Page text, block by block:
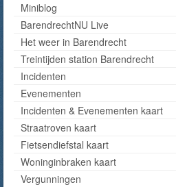
Miniblog
BarendrechtNU Live
Het weer in Barendrecht
Treintijden station Barendrecht
Incidenten
Evenementen
Incidenten & Evenementen kaart
Straatroven kaart
Fietsendiefstal kaart
Woninginbraken kaart
Vergunningen